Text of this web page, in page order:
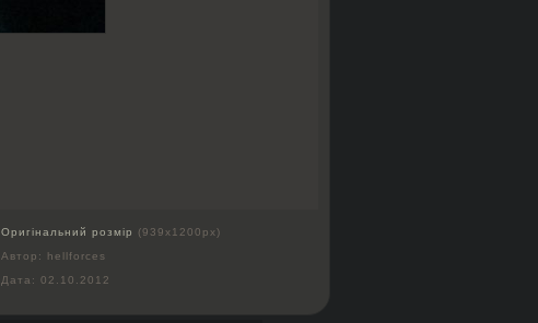
Оригінальний розмір
(939x1200px)
Автор: hellforces
Дата: 02.10.2012